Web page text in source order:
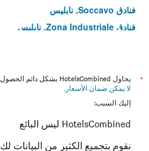
فنادق Soccavo, نابليس
فنادق Zona Industriale, نابليس
*
يحاول HotelsCombined بشكل دائم الحصول على الأسعار الدقيقة، ولكن
لا يمكن ضمان الأسعار .
إليك السبب:
HotelsCombined ليس البائع
نقوم بتجميع الكثير من البيانات لك